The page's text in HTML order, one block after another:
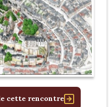
cette rencontre